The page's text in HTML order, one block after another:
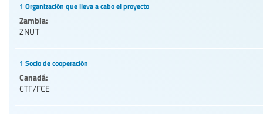
1 Organización que lleva a cabo el proyecto
Zambia:
ZNUT
1 Socio de cooperación
Canadá:
CTF/FCE